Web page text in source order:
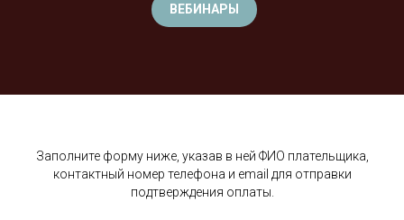
ВЕБИНАРЫ
Заполните форму ниже, указав в ней ФИО плательщика,
контактный номер телефона и email для отправки
подтверждения оплаты.